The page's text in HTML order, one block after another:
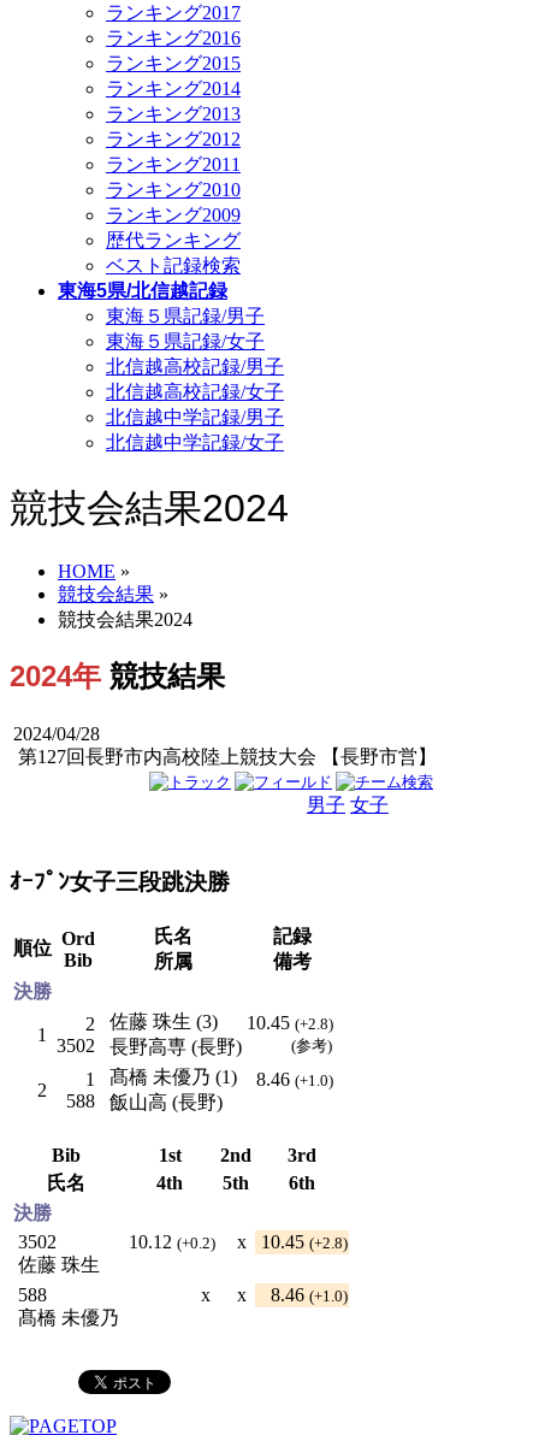
ランキング2017
ランキング2016
ランキング2015
ランキング2014
ランキング2013
ランキング2012
ランキング2011
ランキング2010
ランキング2009
歴代ランキング
ベスト記録検索
東海5県/北信越記録
東海５県記録/男子
東海５県記録/女子
北信越高校記録/男子
北信越高校記録/女子
北信越中学記録/男子
北信越中学記録/女子
競技会結果2024
HOME »
競技会結果 »
競技会結果2024
2024年 競技結果
2024/04/28
第127回長野市内高校陸上競技大会 【長野市営】
男子 女子
ｵｰﾌﾟﾝ女子三段跳決勝
順位 Ord
Bib
氏名
所属
記録
備考
決勝
1
2
3502
佐藤 珠生 (3)
長野高専 (長野)
10.45 (+2.8)
(参考)
2
1
588
髙橋 未優乃 (1)
飯山高 (長野)
8.46 (+1.0)
Bib 1st 2nd
3rd
氏名
4th 5th
6th
決勝
3502
佐藤 珠生
10.12 (+0.2) x 10.45 (+2.8)
588
髙橋 未優乃
x x 8.46 (+1.0)